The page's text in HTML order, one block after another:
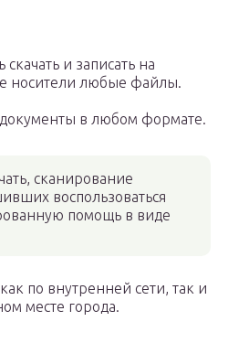
и записать на
носители любые файлы.
документы в любом формате.
сканирование
воспользоваться
помощь в виде
по внутренней сети, так и
месте города.